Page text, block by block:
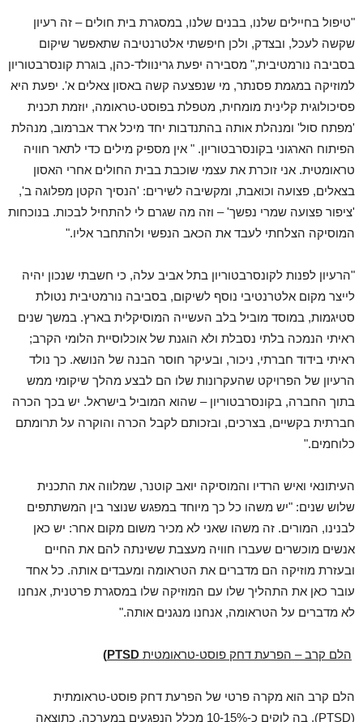
"טיפול בחיילים שלנו, בבנים שלנו, במסגרת בית חולים – זה רעיון
שקשה לעכל, ובצדק, ולכן חיפשתי אלטרנטיבה שתאפשר שיקום
בסביבה נורמטיבית," מסבירה יפעת גרינוולד-כהן, בוגרת קונסרבטוריון
למוזיקה במגמת פסנתר, מי שנפצעה קשה באסון צאלים א'. יפעת היא
פסיכולוגית קלינית מומחית, מטפלת בפוסט-טראומה, יוזמת תכנית
'מפתח סול' ומנהלת אותה בהתנדבות יחד מיכל ארד אברמוב, מנהלת
הפיתוח הארגוני בקונסרבטוריון. " אין מספיק מילים כדי לתאר חוויה
טראומטית. אני זוכרת את עצמי שוכבת בבית החולים אחרי האסון
בצאלים, פצועה וכואבת, ומקשיבה לשירים: 'הנסיך הקטן מפלוגה ב',
'ציפור פצועה שמרי נפשך' – וזה מה שגרם לי להתחיל לבכות. בנוכחות
המוסיקה הצלחתי לעבד את הכאב הנפשי ולהתחבר אליו."
"הרעיון לפנות לקונסרבטוריון בתל אביב עלה, כי חשבתי שנכון יהיה
לייצר מקום אלטרנטיבי נוסף לשיקום, בסביבה נורמטיבית נטולת
סטיגמות, במוסד מוביל בלב העשייה המוסיקלית בארץ. במשך שנים
ראיתי הנמכה בלתי נסבלת ולא הוגנת של אוכלוסיית הלומי הקרב;
ראיתי בידוד חברתי, ניכור, ובעיקר חוסר הבנה של הנושא. כך נולד
הרעיון של הפרויקט שהעקרונות שלו הם לבצע מהלך שיקומי ממש
בתוך החברה, בקונסרבטוריון – שהוא המוביל בישראל. יש בכך הכרה
חברתית בקשיים, בצרכים, ובזכותם לקבל הכרה והוקרה על תרומתם
כלוחמים."
העיתונאי ואיש הרדיו והמוסיקה יואב קוטנר, שמלווה את התכנית
שלוש שנים: "יש משהו כל כך מיוחד במפגש שנוצר בין המשתתפים
לבנינו, המורים. זה משהו שאני לא מכיר משום מקום אחר: יש כאן
אנשים מוכשרים שעברו חוויה מעצבת ששינתה להם את החיים
ובעזרת מוזיקה הם מדברים את הטראומה ומעבדים אותה. כל אחד
עובר כאן את התהליך שלו עם המוזיקה שלו במסגרת פרטנית, אנחנו
לא מדברים על הטראומה, אנחנו מנגנים אותה."
הלם קרב – הפרעת דחק פוסט-טראומטית PTSD)
הלם קרב הוא מקרה פרטי של הפרעת דחק פוסט-טראומתית
(PTSD), בה לוקים כ-10-15% מכלל הנפגעים במערכה, כתוצאה